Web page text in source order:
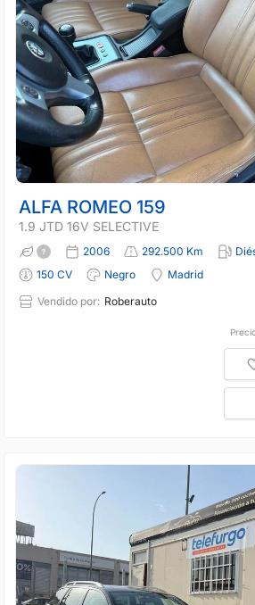
ALFA ROMEO 159
1.9 JTD 16V SELECTIVE
2006 292.500 Km
150 CV
Negro
Madrid
Vendido por: Roberauto